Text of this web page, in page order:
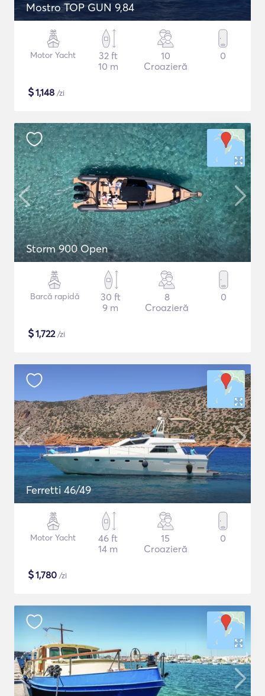
Mostro TOP GUN 9,84
Motor Yacht
32 ft
10 m
10
Croazieră
0
$1,148 /zi
Storm 900 Open
Barcă rapidă
30 ft
9 m
8
Croazieră
0
$1,722/zi
Ferretti 46/49
Motor Yacht
46 ft
14 m
15
Croazieră
0
$1,780 /zi